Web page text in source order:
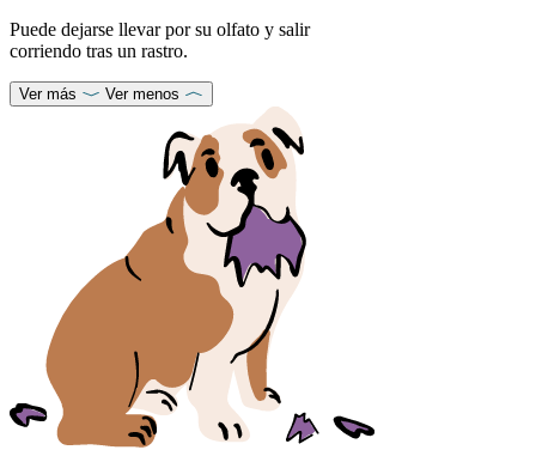
Puede dejarse llevar por su olfato y salir
corriendo tras un rastro.
Ver más Ver menos